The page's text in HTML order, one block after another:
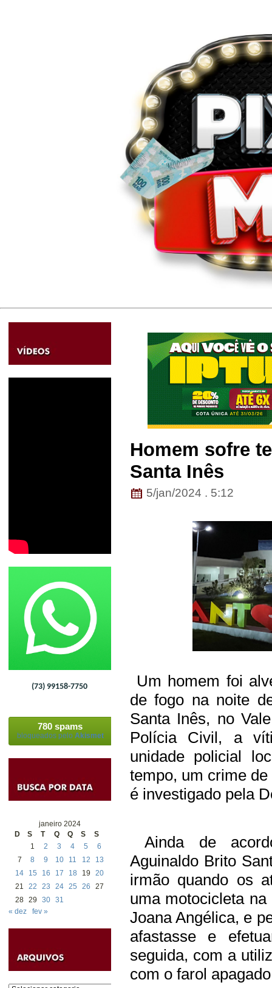
(73) 99158-7750
780 spams
bloqueados pelo Akismet
janeiro 2024
D
S T Q Q S
S
1
2 3 4 5
6
7
8 9 10 11 12
13
14
15 16 17 18 19
20
21
22 23 24 25 26
27
28 29 30 31
« dez
fev »
Homem sofre
Santa Inês
5/jan/2024 . 5:12
Um homem foi
de fogo na noite
Santa Inês, no
Polícia Civil, a
unidade policial
tempo, um crime
é investigado pela
Ainda de
Aguinaldo Brito
irmão quando os
uma motocicleta
Joana Angélica, e
afastasse e
seguida, com a
com o farol